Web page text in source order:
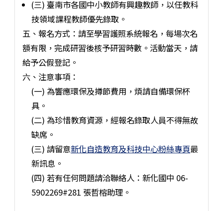
(三) 臺南市各國中小教師有興趣教師，以任教科
技領域課程教師優先錄取。
五、報名方式：請至學習護照系統報名，每場次名
額有限，完成研習後核予研習時數。活動當天，請
給予公假登記。
六、注意事項：
(一) 為響應環保及撙節費用，煩請自備環保杯
具。
(二) 為珍惜教育資源，經報名錄取人員不得無故
缺席。
(三) 請留意新化自造教育及科技中心粉絲專頁最
新訊息。
(四) 若有任何問題請洽聯絡人：新化國中 06-
5902269#281 張哲榕助理。